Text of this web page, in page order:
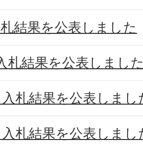
結果を公表しました
札結果を公表しまし
札結果を公表しまし
札結果を公表しまし